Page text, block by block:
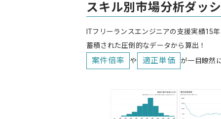
スキル別市場分析ダッ
ITフリーランスエンジニアの支援実績15
蓄積された圧倒的なデータから算出！
案件倍率 や 適正単価 が一目瞭然